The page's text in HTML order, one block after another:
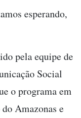
esperando,
pela equipe de
Social
o programa em
Amazonas e